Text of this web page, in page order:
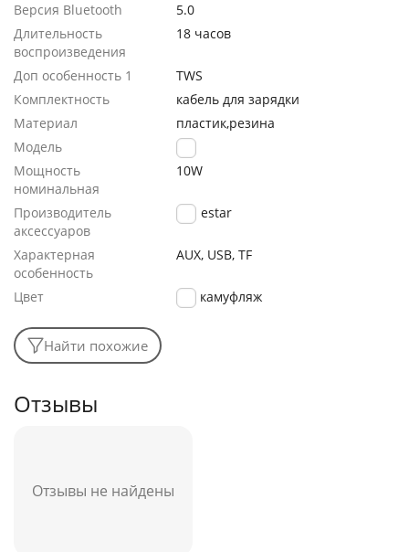
Версия Bluetooth
5.0
Длительность
воспроизведения
18 часов
Доп особенность 1
TWS
Комплектность
кабель для зарядки
Материал
пластик,резина
Модель
H54
Мощность
номинальная
10W
Производитель
аксессуаров
Hopestar
Характерная
особенность
AUX, USB, TF
Цвет камуфляж
Найти похожие
Отзывы
Отзывы не найдены